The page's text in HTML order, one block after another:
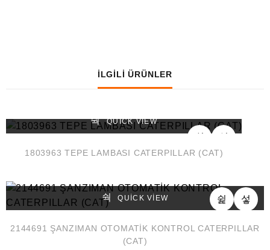
İLGILI ÜRÜNLER
QUICK VIEW
1803963 TEPE LAMBASI CATERPILLAR (CAT)
QUICK VIEW
2144691 ŞANZIMAN OTOMATİK KONTROL CATERPILLAR
(CAT)